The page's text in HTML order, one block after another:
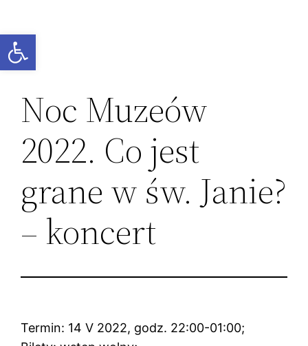
Otwórz pasek narzędzi
do
treści
Noc Muzeów
2022. Co jest
grane w św. Janie?
– koncert
Termin: 14 V 2022, godz. 22:00-01:00;